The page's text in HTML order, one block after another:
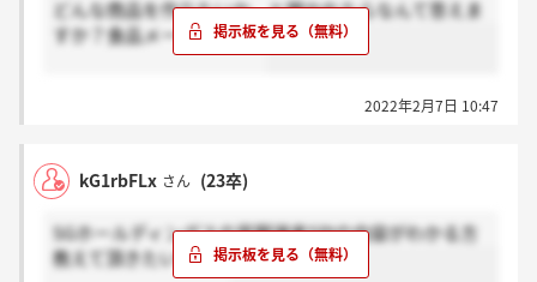
どんな商品を作りたいか、と聞かれたらなんて答えま
すか？食品メーカーです。
2022年2月7日 10:47
kG1rbFLx さん (23卒)
SGホールディングスの早期選考SPIの内容がわかる方
教えて頂きたいです。